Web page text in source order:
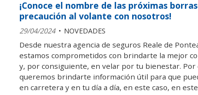
¡Conoce el nombre de las próximas
precaución al volante con nosotros!
29/04/2024 NOVEDADES
Desde nuestra agencia de seguros Reale de
estamos comprometidos con brindarte la mejor
y, por consiguiente, en velar por tu bienestar. Por
queremos brindarte información útil para que
en carretera y en tu día a día, en este caso, en